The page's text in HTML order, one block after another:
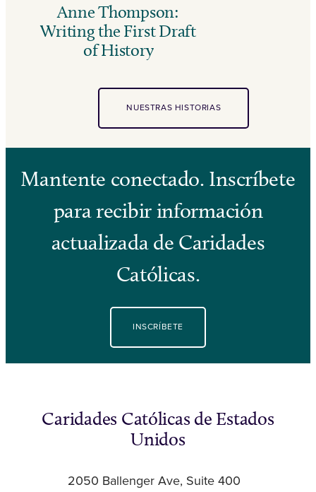
Anne Thompson:
Writing the First Draft
of History
NUESTRAS HISTORIAS
Mantente conectado. Inscríbete
para recibir información
actualizada de Caridades
Católicas.
INSCRÍBETE
Caridades Católicas de Estados
Unidos
2050 Ballenger Ave, Suite 400